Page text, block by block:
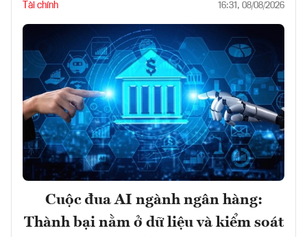
Tài chính 16:31, 08/08/2026
Cuộc đua AI ngành ngân hàng:
Thành bại nằm ở dữ liệu và kiểm soát